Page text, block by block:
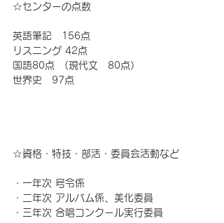
☆センターの点数
英語筆記　156点
リスニング 42点
国語80点　(現代文　80点）
世界史　97点
☆資格・特技・部活・委員会活動など
・一年次 号令係
・二年次 アルバム係、美化委員
・三年次 合唱コンクール実行委員